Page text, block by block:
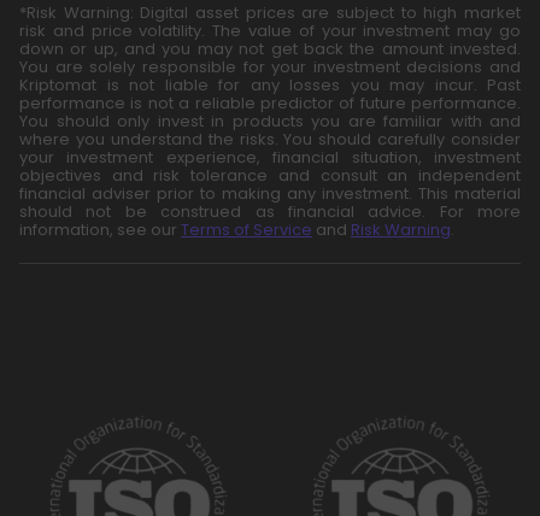
*Risk Warning: Digital asset prices are subject to high market
risk and price volatility. The value of your investment may go
down or up, and you may not get back the amount invested.
You are solely responsible for your investment decisions and
Kriptomat is not liable for any losses you may incur. Past
performance is not a reliable predictor of future performance.
You should only invest in products you are familiar with and
where you understand the risks. You should carefully consider
your investment experience, financial situation, investment
objectives and risk tolerance and consult an independent
financial adviser prior to making any investment. This material
should not be construed as financial advice. For more
information, see our Terms of Service and Risk Warning.